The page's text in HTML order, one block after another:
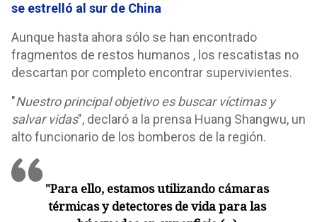
se estrelló al sur de China
Aunque hasta ahora sólo se han encontrado
fragmentos de restos humanos , los rescatistas no
descartan por completo encontrar supervivientes.
"Nuestro principal objetivo es buscar víctimas y
salvar vidas", declaró a la prensa Huang Shangwu, un
alto funcionario de los bomberos de la región.
"Para ello, estamos utilizando cámaras
térmicas y detectores de vida para las